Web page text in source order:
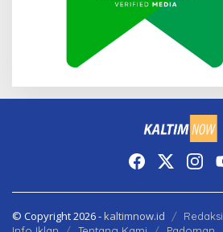
© Copyright 2026 -kaltimnow.id Redaksi